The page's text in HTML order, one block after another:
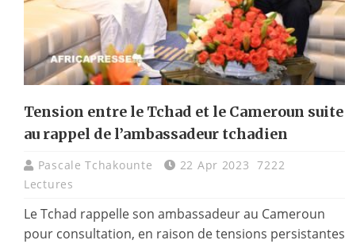
Tension entre le Tchad et le Cameroun suite
au rappel de l’ambassadeur tchadien
Pascale Tchakounte 22 Apr 2023
7222
Lectures
Le Tchad rappelle son ambassadeur au Cameroun
pour consultation, en raison de tensions persistantes